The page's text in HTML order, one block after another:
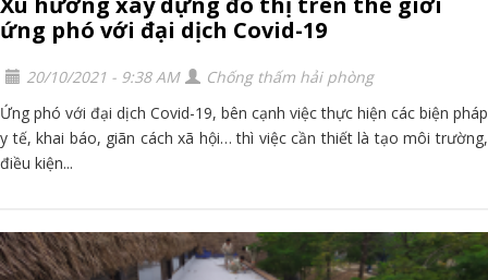
ứng phó với đại dịch Covid-19
20/10/2021 - 9:38 AM
Chống thấm hải phòng
Ứng phó với đại dịch Covid-19, bên cạnh việc thực hiện các biện pháp
y tế, khai báo, giãn cách xã hội… thì việc cần thiết là tạo môi trường,
điều kiện...